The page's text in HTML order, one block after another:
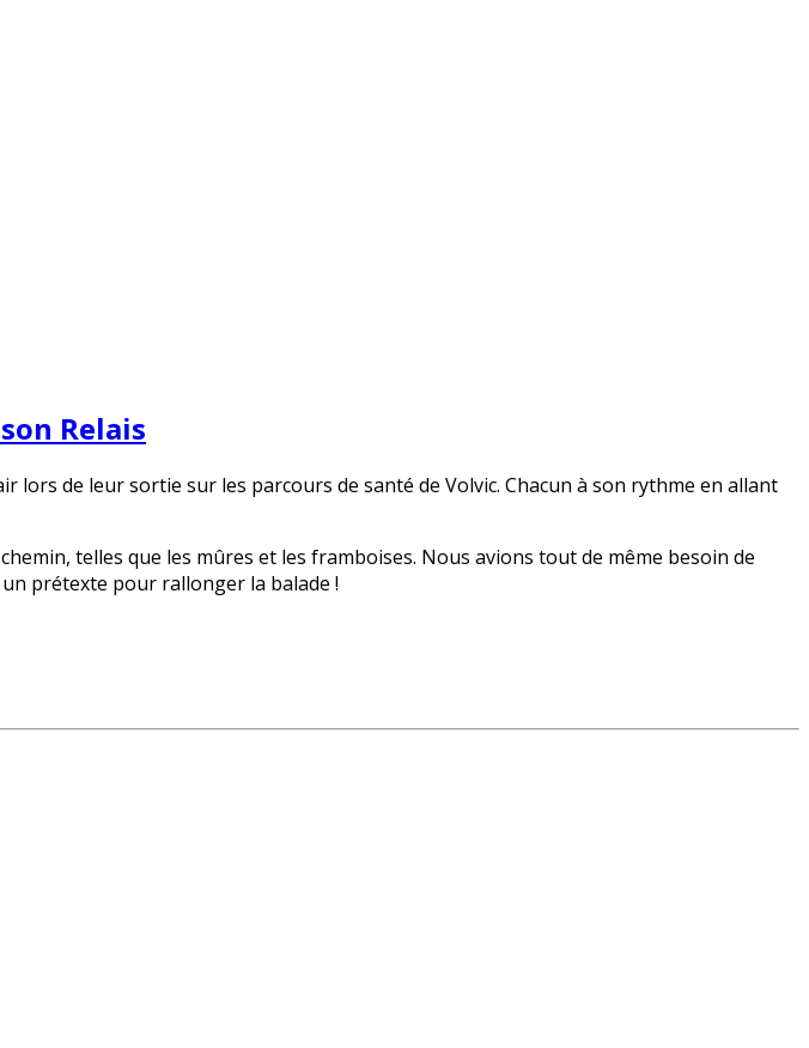
Relais
lors de leur sortie sur les parcours de santé de Volvic. Chacun à son rythme en allant
telles que les mûres et les framboises. Nous avions tout de même besoin de
prétexte pour rallonger la balade !